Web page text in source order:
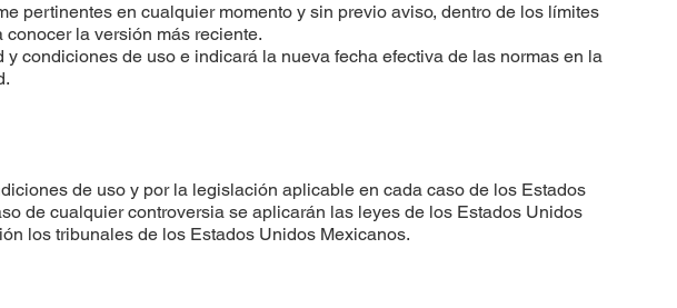
pertinentes en cualquier momento y sin previo aviso, dentro de los límites
la versión más reciente.
condiciones de uso e indicará la nueva fecha efectiva de las normas en la
de uso y por la legislación aplicable en cada caso de los Estados
de cualquier controversia se aplicarán las leyes de los Estados Unidos
los tribunales de los Estados Unidos Mexicanos.